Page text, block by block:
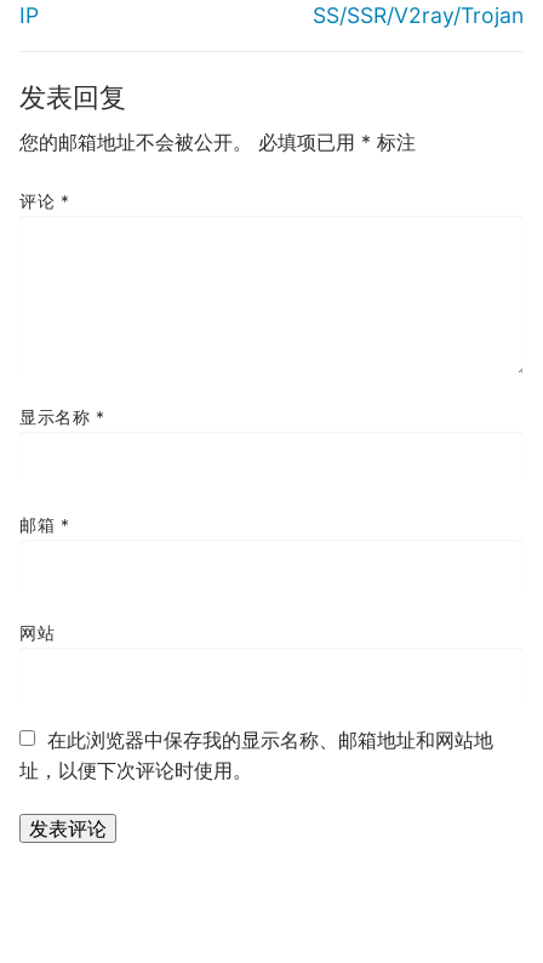
IP
SS/SSR/V2ray/Trojan
发表回复
您的邮箱地址不会被公开。 必填项已用 * 标注
评论 *
显示名称 *
邮箱 *
网站
在此浏览器中保存我的显示名称、邮箱地址和网站地
址，以便下次评论时使用。